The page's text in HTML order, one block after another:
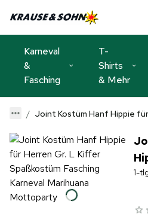
Karneval
&
Fasching
T-
Shirts
& Mehr
Joint Kostüm Hanf Hippie
1-